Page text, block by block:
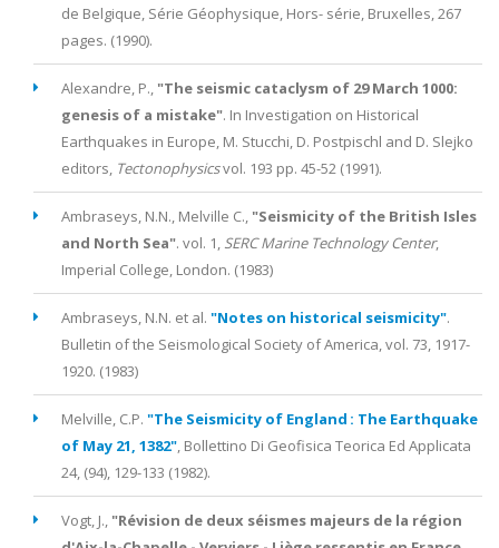
de Belgique, Série Géophysique, Hors- série, Bruxelles, 267
pages. (1990).
Alexandre, P., "The seismic cataclysm of 29 March 1000:
genesis of a mistake". In Investigation on Historical
Earthquakes in Europe, M. Stucchi, D. Postpischl and D. Slejko
editors, Tectonophysicsvol. 193 pp. 45-52 (1991).
Ambraseys, N.N., Melville C., "Seismicity of the British Isles
and North Sea". vol. 1, SERC Marine Technology Center,
Imperial College, London. (1983)
Ambraseys, N.N. et al. "Notes on historical seismicity".
Bulletin of the Seismological Society of America, vol. 73, 1917-
1920. (1983)
Melville, C.P. "The Seismicity of England : The Earthquake
of May 21, 1382", Bollettino Di Geofisica Teorica Ed Applicata
24, (94), 129-133 (1982).
Vogt, J., "Révision de deux séismes majeurs de la région